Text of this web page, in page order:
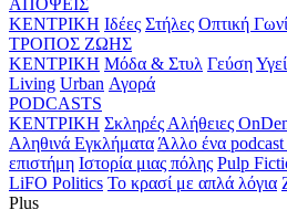
ΚΕΝΤΡΙΚΗ Ιδέες Στήλες Οπτική
ΤΡΟΠΟΣ ΖΩΗΣ
ΚΕΝΤΡΙΚΗ Μόδα & Στυλ Γεύση
Living Urban Αγορά
PODCASTS
ΚΕΝΤΡΙΚΗ Σκληρές Αλήθειες
Αληθινά Εγκλήματα Άλλο ένα
επιστήμη Ιστορία μιας πόλης Pulp
LiFO Politics Το κρασί με απλά λόγια
Plus